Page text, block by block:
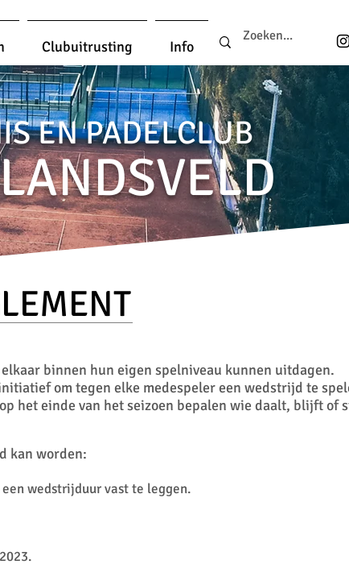
Clubuitrusting Info
EN PADELCLUB
binnen hun eigen spelniveau kunnen uitdagen.
om tegen elke medespeler een wedstrijd te
het einde van het seizoen bepalen wie daalt, blijft of
kan worden:
wedstrijduur vast te leggen.